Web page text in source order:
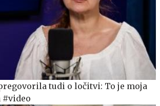
tudi o ločitvi: To je moja
#video